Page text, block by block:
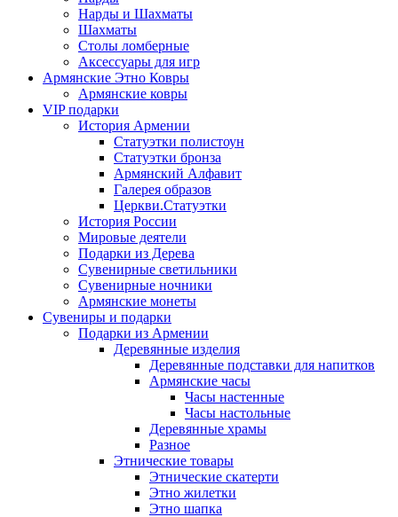
Нарды и Шахматы
Шахматы
Столы ломберные
Аксессуары для игр
Армянские Этно Ковры
Армянские ковры
VIP подарки
История Армении
Статуэтки полистоун
Статуэтки бронза
Армянский Алфавит
Галерея образов
Церкви.Статуэтки
История России
Мировые деятели
Подарки из Дерева
Сувенирные светильники
Сувенирные ночники
Армянские монеты
Сувениры и подарки
Подарки из Армении
Деревянные изделия
Деревянные подставки для напитков
Армянские часы
Часы настенные
Часы настольные
Деревянные храмы
Разное
Этнические товары
Этнические скатерти
Этно жилетки
Этно шапка